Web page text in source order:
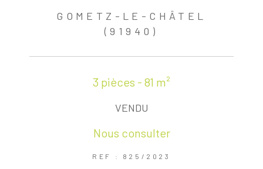
GOMETZ-LE-CHÂTEL
(91940)
3 pièces - 81 m²
VENDU
Nous consulter
REF : 825/2023